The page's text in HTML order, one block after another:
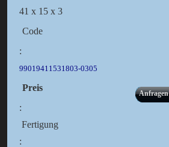
41 x 15 x 3
Code
:
99019411531803-0305
Preis
:
Anfragen
Fertigung
: